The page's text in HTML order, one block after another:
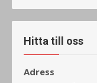
Hitta till oss
Adress